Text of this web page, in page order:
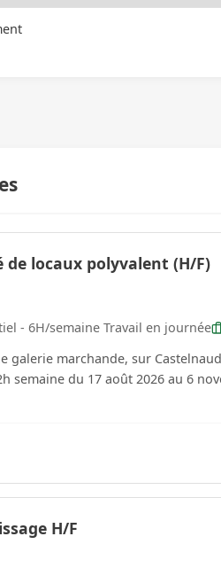
locaux polyvalent (H/F)
- 6H/semaine Travail en journée
galerie marchande, sur
semaine du 17 août 2026 au 6
H/F